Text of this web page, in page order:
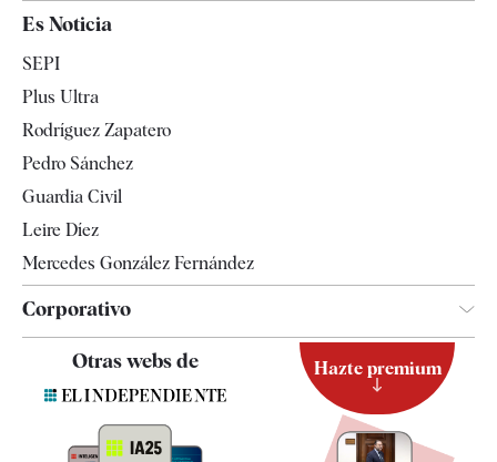
España
Televisión
Es Noticia
SEPI
Plus Ultra
Rodríguez Zapatero
Pedro Sánchez
Guardia Civil
Leire Díez
Mercedes González Fernández
Corporativo
Contacto
Otras webs de Hazte premium